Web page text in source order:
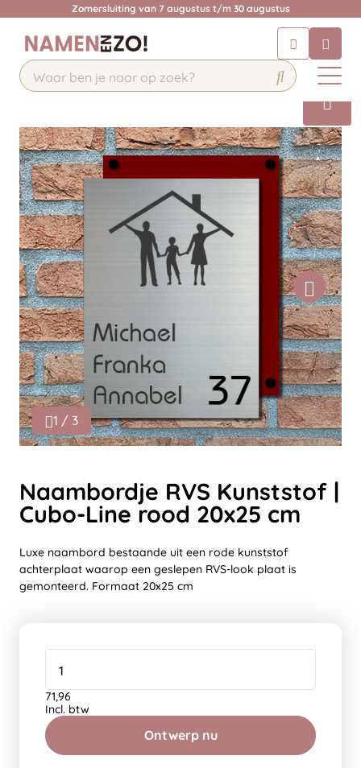
Zomersluiting van 7 augustus t/m 30 augustus
Chat 24/7 met onze chatbot voor
hulp
Contact
1 / 3
Naambordje RVS Kunststof |
Cubo-Line rood 20x25 cm
Luxe naambord bestaande uit een rode kunststof
achterplaat waarop een geslepen RVS-look plaat is
gemonteerd. Formaat 20x25 cm
Ontwerp nu
71,96
Incl. btw